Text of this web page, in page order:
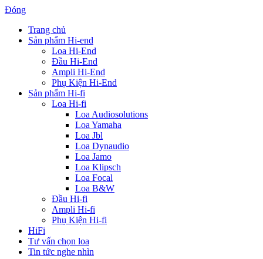
Đóng
Trang chủ
Sản phẩm Hi-end
Loa Hi-End
Đầu Hi-End
Ampli Hi-End
Phụ Kiện Hi-End
Sản phẩm Hi-fi
Loa Hi-fi
Loa Audiosolutions
Loa Yamaha
Loa Jbl
Loa Dynaudio
Loa Jamo
Loa Klipsch
Loa Focal
Loa B&W
Đầu Hi-fi
Ampli Hi-fi
Phụ Kiện Hi-fi
HiFi
Tư vấn chọn loa
Tin tức nghe nhìn